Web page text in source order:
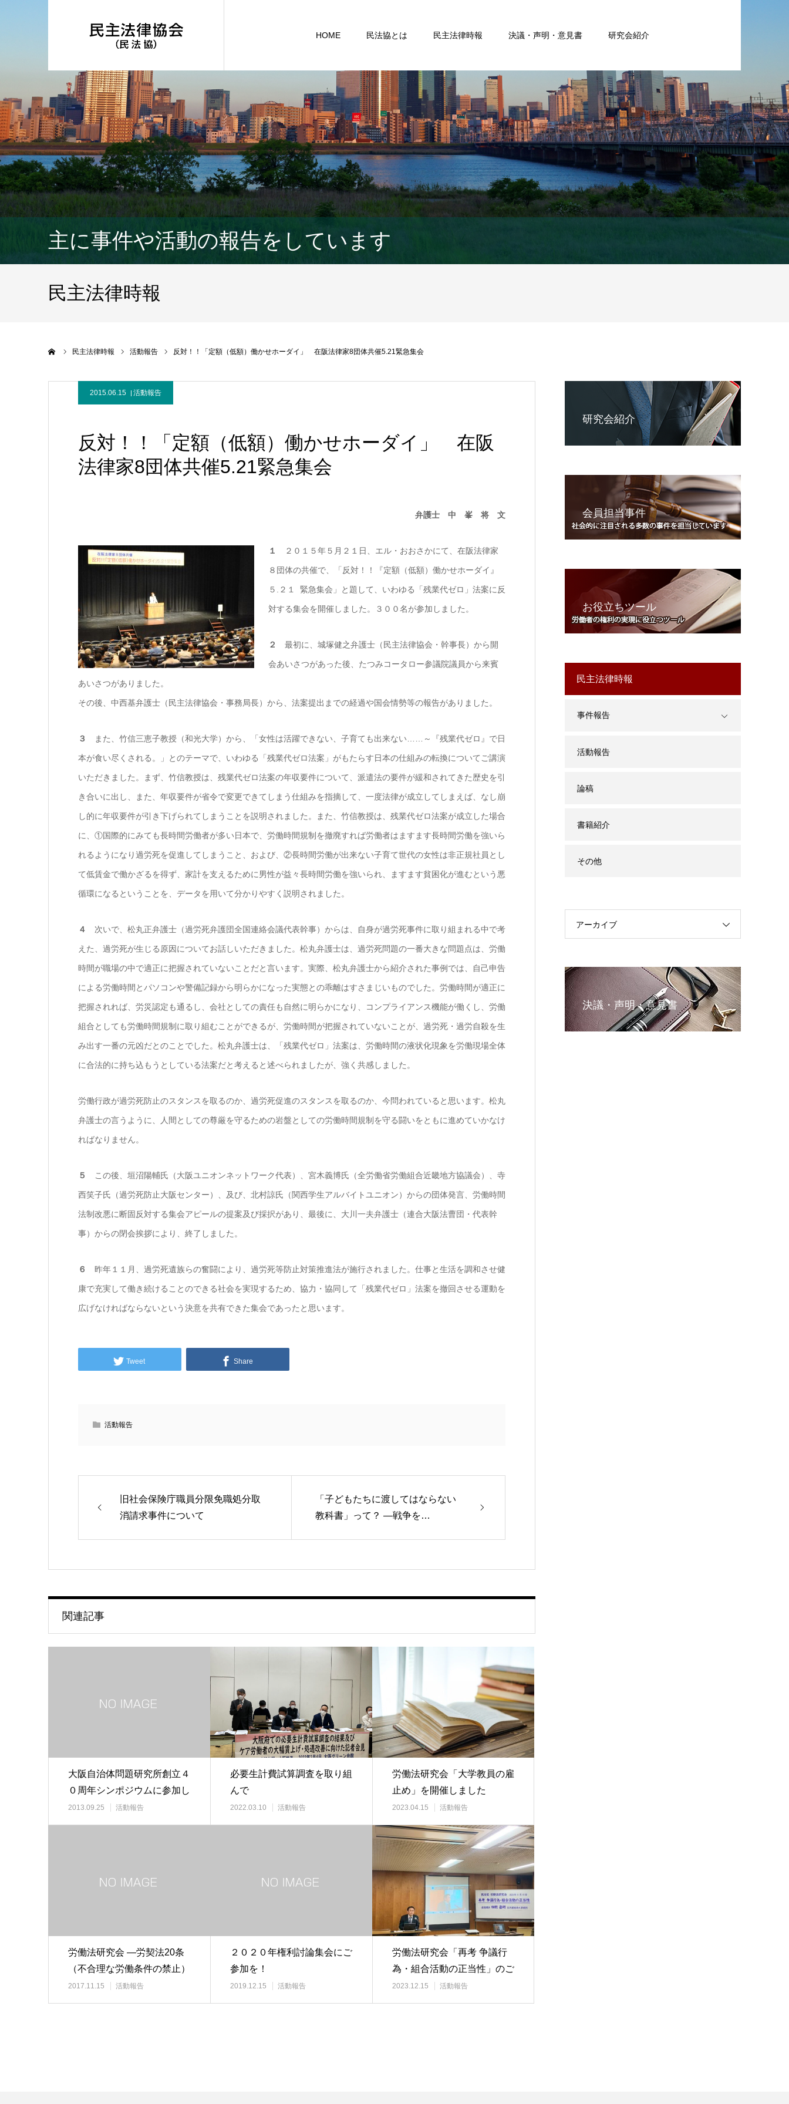
HOME 民法協とは 民主法律時報 決議・声明・意見書 研究会紹介
主に事件や活動の報告をしています
民主法律時報
民主法律時報 活動報告 反対！！「定額（低額）働かせホーダイ」 在阪法律家8団体共催5.21緊急集会
2015.06.15 活動報告
反対！！「定額（低額）働かせホーダイ」 在阪
法律家8団体共催5.21緊急集会
弁護士 中 峯 将 文
１ ２０１５年５月２１日、エル・おおさかにて、在阪法律家
８団体の共催で、「反対！！『定額（低額）働かせホーダイ』
５.２１ 緊急集会」と題して、いわゆる「残業代ゼロ」法案に反
対する集会を開催しました。３００名が参加しました。
２ 最初に、城塚健之弁護士（民主法律協会・幹事長）から開
会あいさつがあった後、たつみコータロー参議院議員から来賓
あいさつがありました。
その後、中西基弁護士（民主法律協会・事務局長）から、法案提出までの経過や国会情勢等の報告がありました。
３ また、竹信三恵子教授（和光大学）から、「女性は活躍できない、子育ても出来ない……～『残業代ゼロ』で日
本が食い尽くされる。」とのテーマで、いわゆる「残業代ゼロ法案」がもたらす日本の仕組みの転換についてご講演
いただきました。まず、竹信教授は、残業代ゼロ法案の年収要件について、派遣法の要件が緩和されてきた歴史を引
き合いに出し、また、年収要件が省令で変更できてしまう仕組みを指摘して、一度法律が成立してしまえば、なし崩
し的に年収要件が引き下げられてしまうことを説明されました。また、竹信教授は、残業代ゼロ法案が成立した場合
に、①国際的にみても長時間労働者が多い日本で、労働時間規制を撤廃すれば労働者はますます長時間労働を強いら
れるようになり過労死を促進してしまうこと、および、②長時間労働が出来ない子育て世代の女性は非正規社員とし
て低賃金で働かざるを得ず、家計を支えるために男性が益々長時間労働を強いられ、ますます貧困化が進むという悪
循環になるということを、データを用いて分かりやすく説明されました。
４ 次いで、松丸正弁護士（過労死弁護団全国連絡会議代表幹事）からは、自身が過労死事件に取り組まれる中で考
えた、過労死が生じる原因についてお話しいただきました。松丸弁護士は、過労死問題の一番大きな問題点は、労働
時間が職場の中で適正に把握されていないことだと言います。実際、松丸弁護士から紹介された事例では、自己申告
による労働時間とパソコンや警備記録から明らかになった実態との乖離はすさまじいものでした。労働時間が適正に
把握されれば、労災認定も通るし、会社としての責任も自然に明らかになり、コンプライアンス機能が働くし、労働
組合としても労働時間規制に取り組むことができるが、労働時間が把握されていないことが、過労死・過労自殺を生
み出す一番の元凶だとのことでした。松丸弁護士は、「残業代ゼロ」法案は、労働時間の液状化現象を労働現場全体
に合法的に持ち込もうとしている法案だと考えると述べられましたが、強く共感しました。
労働行政が過労死防止のスタンスを取るのか、過労死促進のスタンスを取るのか、今問われていると思います。松丸
弁護士の言うように、人間としての尊厳を守るための岩盤としての労働時間規制を守る闘いをともに進めていかなけ
ればなりません。
５ この後、垣沼陽輔氏（大阪ユニオンネットワーク代表）、宮木義博氏（全労働省労働組合近畿地方協議会）、寺
西笑子氏（過労死防止大阪センター）、及び、北村諒氏（関西学生アルバイトユニオン）からの団体発言、労働時間
法制改悪に断固反対する集会アピールの提案及び採択があり、最後に、大川一夫弁護士（連合大阪法曹団・代表幹
事）からの閉会挨拶により、終了しました。
６ 昨年１１月、過労死遺族らの奮闘により、過労死等防止対策推進法が施行されました。仕事と生活を調和させ健
康で充実して働き続けることのできる社会を実現するため、協力・協同して「残業代ゼロ」法案を撤回させる運動を
広げなければならないという決意を共有できた集会であったと思います。
Tweet Share
活動報告
旧社会保険庁職員分限免職処分取
消請求事件について
「子どもたちに渡してはならない
教科書」って？ ―戦争を…
関連記事
大阪自治体問題研究所創立４
０周年シンポジウムに参加し
てきました
2013.09.25 活動報告
必要生計費試算調査を取り組
んで
2022.03.10 活動報告
労働法研究会「大学教員の雇
止め」を開催しました
2023.04.15 活動報告
労働法研究会 ―労契法20条
（不合理な労働条件の禁止）
を開催しました…
2017.11.15 活動報告
２０２０年権利討論集会にご
参加を！
2019.12.15 活動報告
労働法研究会「再考 争議行
為・組合活動の正当性」のご
報告
2023.12.15 活動報告
研究会紹介
会員担当事件
お役立ちツール
民主法律時報
事件報告
活動報告
論稿
書籍紹介
その他
アーカイブ
決議・声明・意見書